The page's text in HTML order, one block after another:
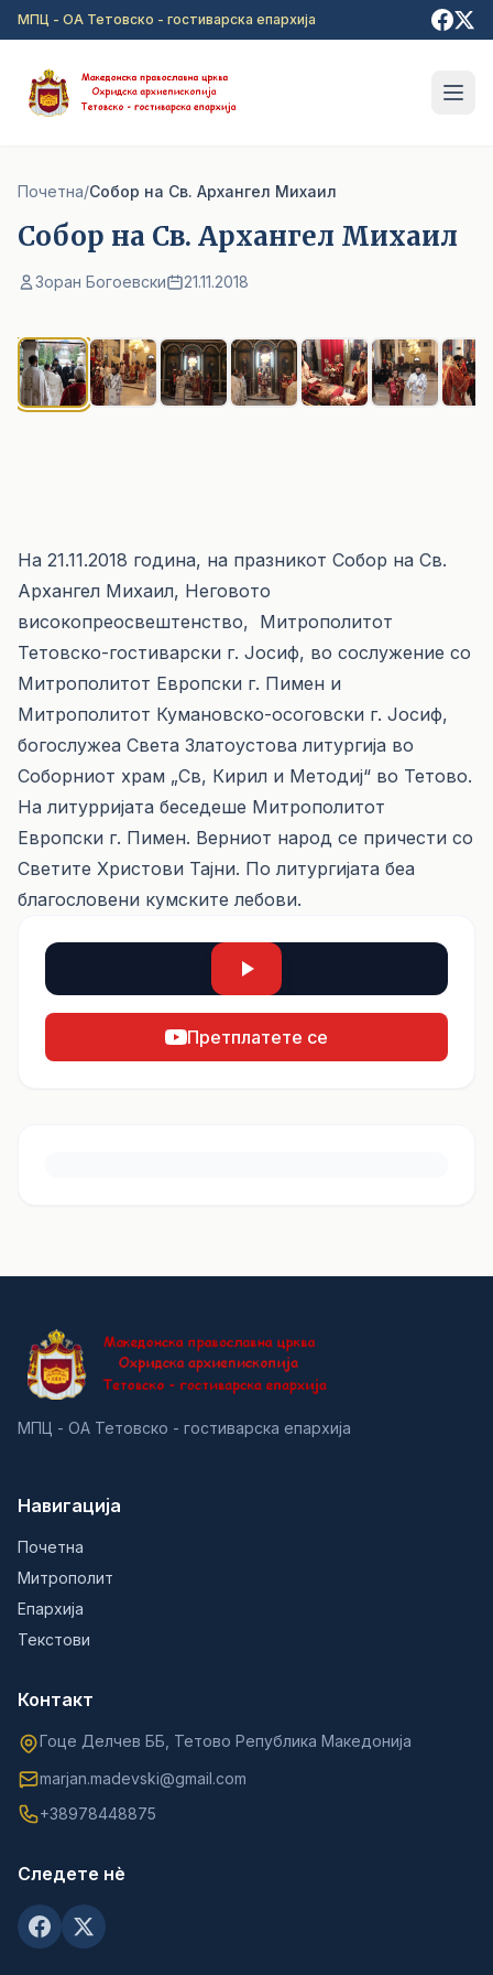
Прејди на главна содржина
МПЦ - ОА Тетовско - гостиварска епархија
Почетна/Собор на Св. Архангел Михаил
Собор на Св. Архангел Михаил
Зоран Богоевски 21.11.2018
На 21.11.2018 година, на празникот Собор на Св.
Архангел Михаил, Неговото
високопреосвештенство, Митрополитот
Тетовско-гостиварски г. Јосиф, во сослужение со
Митрополитот Европски г. Пимен и
Митрополитот Кумановско-осоговски г. Јосиф,
богослужеа Света Златоустова литургија во
Соборниот храм „Св, Кирил и Методиј“ во Тетово.
На литурријата беседеше Митрополитот
Европски г. Пимен. Верниот народ се причести со
Светите Христови Тајни. По литургијата беа
благословени кумските лебови.
Претплатете се
МПЦ - ОА Тетовско - гостиварска епархија
Навигација
Почетна
Митрополит
Епархија
Текстови
Контакт
Гоце Делчев ББ, Тетово Република Македонија
marjan.madevski@gmail.com
+38978448875
Следете нè